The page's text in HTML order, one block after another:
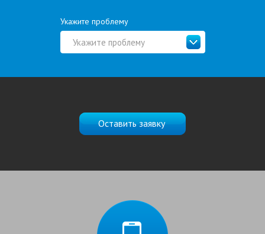
Укажите проблему
Укажите проблему
Оставить заявку